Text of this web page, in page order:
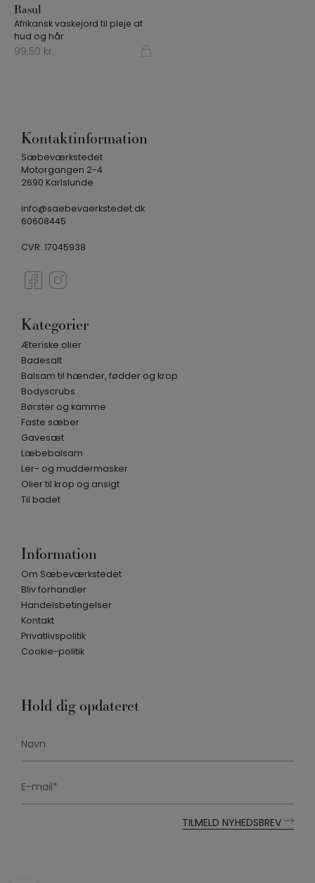
Rasul
Afrikansk vaskejord til pleje af
hud og hår
99,50 kr.
Kontaktinformation
Sæbeværkstedet
Motorgangen 2-4
2690 Karlslunde
info@saebevaerkstedet.dk
60608445
CVR: 17045938
Kategorier
Æteriske olier
Badesalt
Balsam til hænder, fødder og krop
Bodyscrubs
Børster og kamme
Faste sæber
Gavesæt
Læbebalsam
Ler- og muddermasker
Olier til krop og ansigt
Til badet
Information
Om Sæbeværkstedet
Bliv forhandler
Handelsbetingelser
Kontakt
Privatlivspolitik
Cookie-politik
Hold dig opdateret
TILMELD NYHEDSBREV